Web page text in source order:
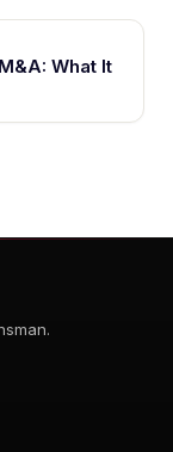
What It